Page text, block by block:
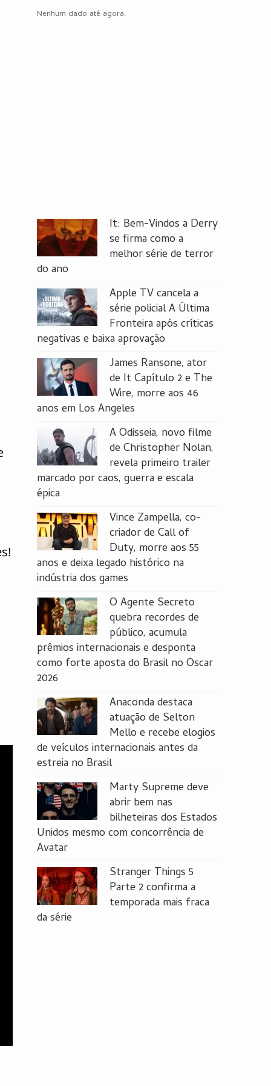
Nenhum dado até agora.
It: Bem-Vindos a Derry
se firma como a
melhor série de terror
do ano
Apple TV cancela a
série policial A Última
Fronteira após críticas
negativas e baixa aprovação
James Ransone, ator
de It Capítulo 2 e The
Wire, morre aos 46
anos em Los Angeles
A Odisseia, novo filme
de Christopher Nolan,
revela primeiro trailer
marcado por caos, guerra e escala
épica
Vince Zampella, co-
criador de Call of
Duty, morre aos 55
anos e deixa legado histórico na
indústria dos games
O Agente Secreto
quebra recordes de
público, acumula
prêmios internacionais e desponta
como forte aposta do Brasil no Oscar
2026
Anaconda destaca
atuação de Selton
Mello e recebe elogios
de veículos internacionais antes da
estreia no Brasil
Marty Supreme deve
abrir bem nas
bilheteiras dos Estados
Unidos mesmo com concorrência de
Avatar
Stranger Things 5
Parte 2 confirma a
temporada mais fraca
da série